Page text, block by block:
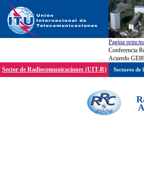
Pagína
Conferencia
Acuerdo
Sector de Radiocomunicaciones (UIT-R)
Sectores de